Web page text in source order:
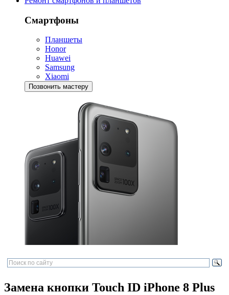
Смартфоны
Планшеты
Honor
Huawei
Samsung
Xiaomi
Позвонить мастеру
Замена кнопки Touch ID iPhone 8 Plus